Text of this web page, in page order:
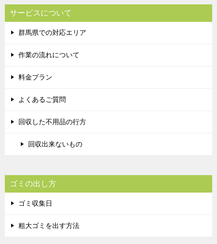
サービスについて
群馬県での対応エリア
作業の流れについて
料金プラン
よくあるご質問
回収した不用品の行方
回収出来ないもの
ゴミの出し方
ゴミ収集日
粗大ゴミを出す方法